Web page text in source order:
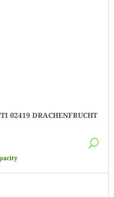
02419 DRACHENFRUCHT